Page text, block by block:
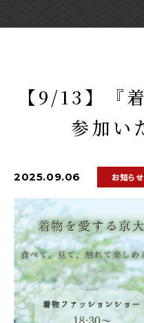
【9/13】『
参加い
2025.09.06 お知らせ